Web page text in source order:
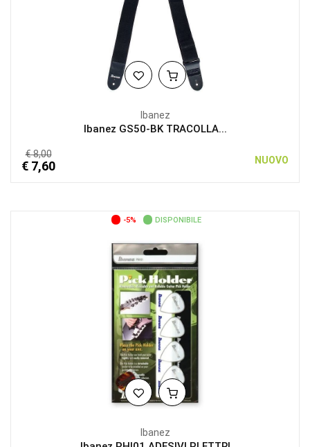
Ibanez
Ibanez GS50-BK TRACOLLA...
€ 8,00
€ 7,60 NUOVO
-5% DISPONIBILE
Ibanez